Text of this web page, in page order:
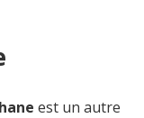
est un autre